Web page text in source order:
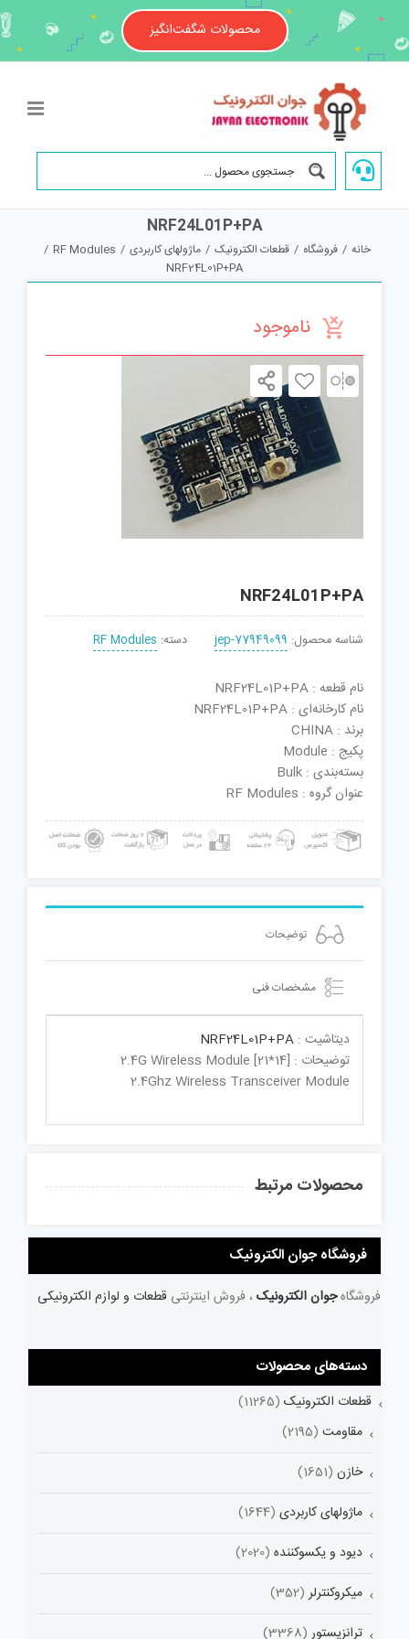
content
محصولات شگفت‌انگیز
NRF24L01P+PA
خانه / فروشگاه / قطعات الکترونیک / ماژولهای کاربردی /
RF Modules
/
NRF24L01P+PA
ناموجود
NRF24L01P+PA
شناسه محصول: jep-77949099 دسته: RF Modules
نام قطعه : NRF24L01P+PA
نام کارخانه‌ای : NRF24L01P+PA
برند : CHINA
پکیج : Module
بسته‌بندی : Bulk
عنوان گروه : RF Modules
توضیحات
مشخصات فنی
دیتاشیت : NRF24L01P+PA
توضیحات : 2.4G Wireless Module [21*14]
2.4Ghz Wireless Transceiver Module
محصولات مرتبط
فروشگاه جوان الکترونیک
فروشگاهجوان الکترونیک ، فروش اینترنتی قطعات و لوازم الکترونیکی
دسته‌های محصولات
قطعات الکترونیک (11265)
مقاومت (2195)
خازن (1651)
ماژولهای کاربردی (1644)
دیود و یکسوکننده (2020)
میکروکنترلر (352)
ترانزیستور (3368)